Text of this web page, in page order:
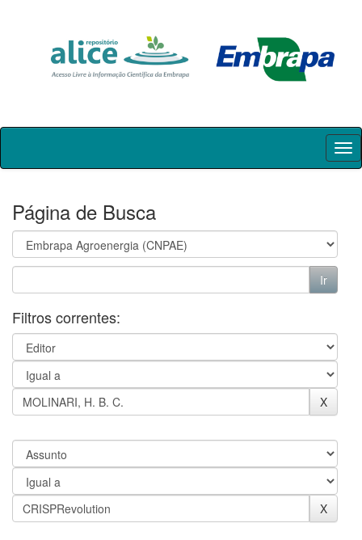
Skip
Página de Busca
Filtros correntes: